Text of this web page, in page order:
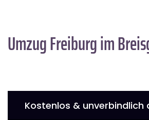
Umzug Freiburg im
Kostenlos & unverbindlich